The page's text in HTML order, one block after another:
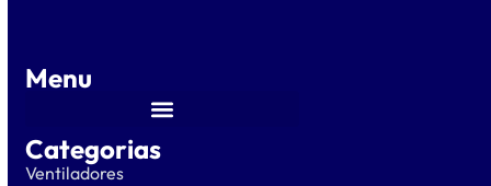
Menu
Categorias
Ventiladores